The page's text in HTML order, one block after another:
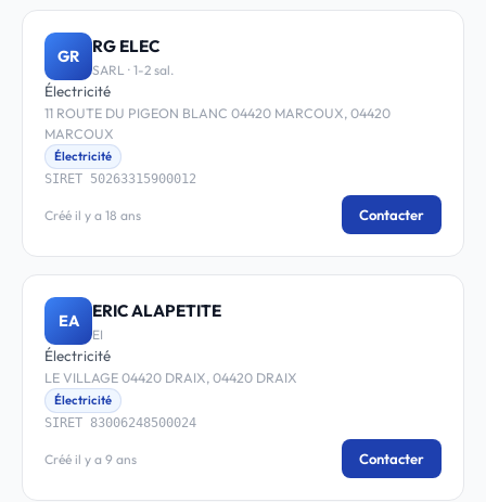
GR RG ELEC
SARL · 1-2 sal.
Électricité
11 ROUTE DU PIGEON BLANC 04420 MARCOUX, 04420
MARCOUX
Électricité
SIRET 50263315900012
Créé il y a 18 ans Contacter
EA ERIC ALAPETITE
EI
Électricité
LE VILLAGE 04420 DRAIX, 04420 DRAIX
Électricité
SIRET 83006248500024
Créé il y a 9 ans Contacter